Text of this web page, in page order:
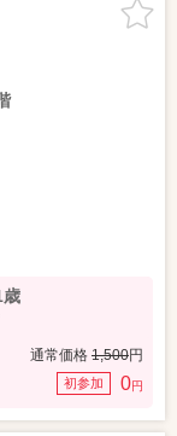
歳
通常価格 1,500円
初参加 0円